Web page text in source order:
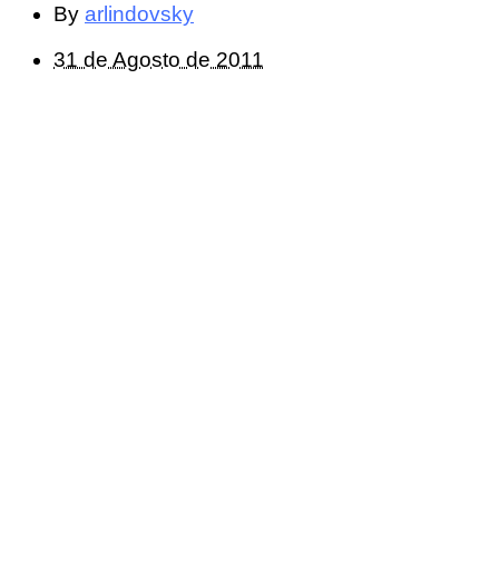
By arlindovsky
31 de Agosto de 2011